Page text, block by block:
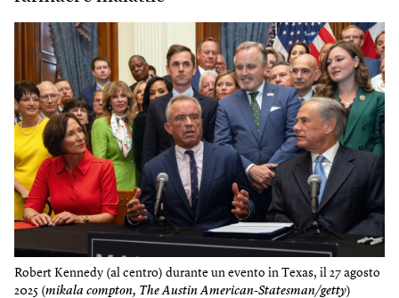
Robert Kennedy (al centro) durante un evento in Texas, il 27 agosto
2025 (mikala compton, The Austin American-Statesman/getty)